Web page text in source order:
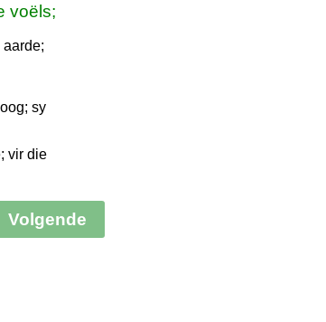
voëls;
sy
vir die
Volgende